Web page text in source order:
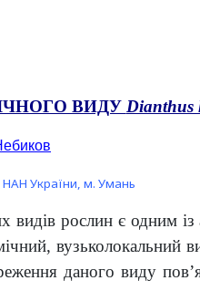
ВИДУ Dianthus
НАН України, м. Умань
видів рослин є одним
вузьколокальний
даного виду